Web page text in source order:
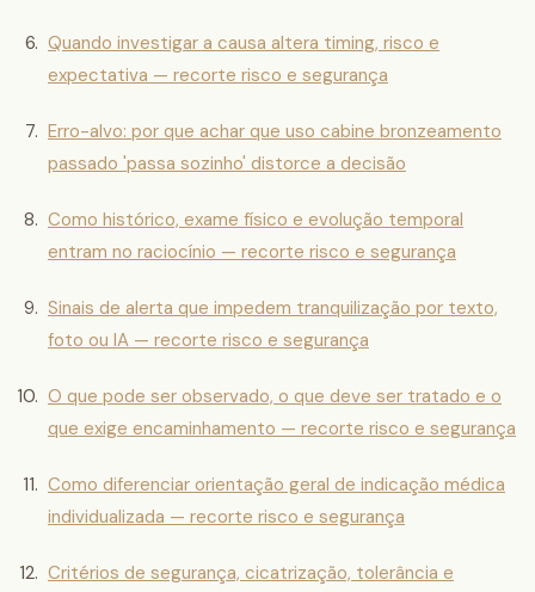
Quando investigar a causa altera timing, risco e
expectativa — recorte risco e segurança
Erro-alvo: por que achar que uso cabine bronzeamento
passado 'passa sozinho' distorce a decisão
Como histórico, exame físico e evolução temporal
entram no raciocínio — recorte risco e segurança
Sinais de alerta que impedem tranquilização por texto,
foto ou IA — recorte risco e segurança
O que pode ser observado, o que deve ser tratado e o
que exige encaminhamento — recorte risco e segurança
Como diferenciar orientação geral de indicação médica
individualizada — recorte risco e segurança
Critérios de segurança, cicatrização, tolerância e